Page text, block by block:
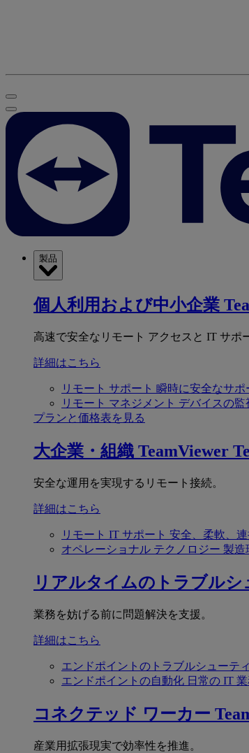
製品
個人利用および中小企業
高速で安全なリモート アクセスと IT サポ
詳細はこちら
リモート サポート 瞬時に安全なサポ
リモート マネジメント デバイスの監
プランと価格表を見る
大企業・組織 TeamViewer
安全な運用を実現するリモート接続。
詳細はこちら
リモート IT サポート 安全、柔軟、
オペレーショナル テクノロジー 製造
リアルタイムのトラブルシ
業務を妨げる前に問題解決を支援。
詳細はこちら
エンドポイントのトラブルシューテ
エンドポイントの自動化 日常の IT
コネクテッド ワーカー
産業用拡張現実で効率性を推進。